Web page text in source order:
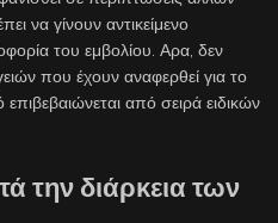
να γίνουν αντικείμενο
του εμβολίου. Αρα, δεν
που έχουν αναφερθεί για το
από σειρά ειδικών
την διάρκεια των